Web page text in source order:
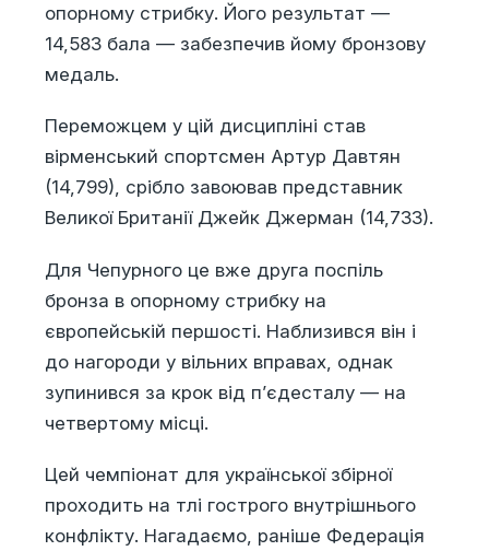
опорному стрибку. Його результат —
14,583 бала — забезпечив йому бронзову
медаль.
Переможцем у цій дисципліні став
вірменський спортсмен Артур Давтян
(14,799), срібло завоював представник
Великої Британії Джейк Джерман (14,733).
Для Чепурного це вже друга поспіль
бронза в опорному стрибку на
європейській першості. Наблизився він і
до нагороди у вільних вправах, однак
зупинився за крок від п’єдесталу — на
четвертому місці.
Цей чемпіонат для української збірної
проходить на тлі гострого внутрішнього
конфлікту. Нагадаємо, раніше Федерація